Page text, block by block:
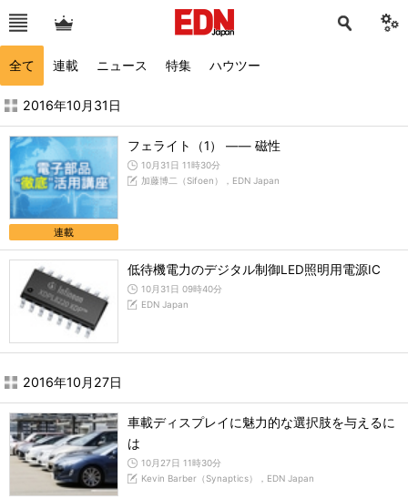
全て 連載 ニュース 特集 ハウツー
2016年10月の記事一覧 - EDN Japan
2016年10月31日
連載
フェライト（1） ―― 磁性
10月31日 11時30分
加藤博二（Sifoen），EDN Japan
低待機電力のデジタル制御LED照明用電源IC
10月31日 09時40分
EDN Japan
2016年10月27日
車載ディスプレイに魅力的な選択肢を与えるに
は
10月27日 11時30分
Kevin Barber（Synaptics），EDN Japan